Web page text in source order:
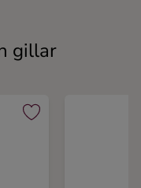
gillar